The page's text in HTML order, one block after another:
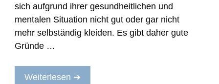
sich aufgrund ihrer gesundheitlichen und
mentalen Situation nicht gut oder gar nicht
mehr selbständig kleiden. Es gibt daher gute
Gründe …
Weiterlesen ➔